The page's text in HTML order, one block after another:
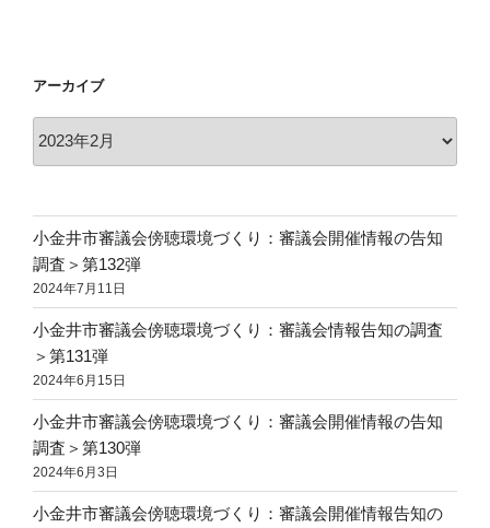
アーカイブ
ブ
小金井市審議会傍聴環境づくり：審議会開催情報の告知
調査＞第132弾
2024年7月11日
小金井市審議会傍聴環境づくり：審議会情報告知の調査
＞第131弾
2024年6月15日
小金井市審議会傍聴環境づくり：審議会開催情報の告知
調査＞第130弾
2024年6月3日
小金井市審議会傍聴環境づくり：審議会開催情報告知の